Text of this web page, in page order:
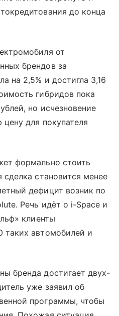
до конца
от
брендов за
на 2,5% и достигла 3,16
гибридов пока
но исчезновение
для покупателя
формально стоить
становится менее
дефицит возник по
Речь идёт о i-Space и
клиенты
таких автомобилей и
бренда достигает двух-
уже заявил об
программы, чтобы